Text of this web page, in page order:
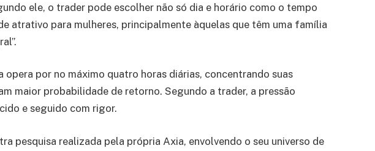
ele, o trader pode escolher não só dia e horário como o tempo
atrativo para mulheres, principalmente àquelas que têm uma família
por no máximo quatro horas diárias, concentrando suas
maior probabilidade de retorno. Segundo a trader, a pressão
e seguido com rigor.
pesquisa realizada pela própria Axia, envolvendo o seu universo de